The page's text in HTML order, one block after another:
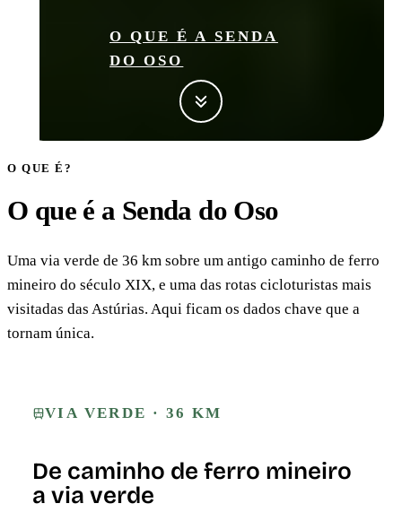
O QUE É A SENDA
DO OSO
O QUE É?
O que é a Senda do Oso
Uma via verde de 36 km sobre um antigo caminho de ferro
mineiro do século XIX, e uma das rotas cicloturistas mais
visitadas das Astúrias. Aqui ficam os dados chave que a
tornam única.
VIA VERDE · 36 KM
De caminho de ferro mineiro
a via verde